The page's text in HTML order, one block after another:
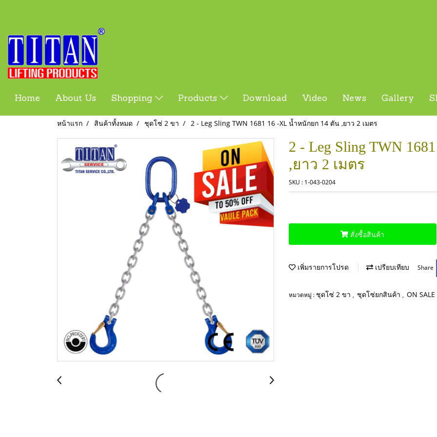
Home About Us Shopping Products Download Video News Gallery
หน้าแรก สินค้าทั้งหมด ชุดโซ่ 2 ขา 2 - Leg Sling TWN 1681 16 -XL น้ำหนักยก 14 ตัน ,ยาว 2 เมตร
2 - Leg Sling TWN
,ยาว 2 เมตร
SKU : 1-043-0204
สั่งซื้อสินค้า
เพิ่มรายการโปรด เปรียบเทียบ Share
หมวดหมู่ : ชุดโซ่ 2 ขา , ชุดโซ่ยกสินค้า , ON SALE